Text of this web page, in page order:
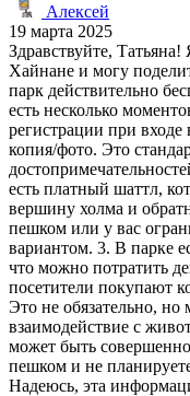
Алексей
19 марта 2025
Здравствуйте,
Хайнане и могу
парк действительно
есть несколько
регистрации при входе
копия/фото. Это
есть платный шаттл,
вершину холма и
пешком или у вас
вариантом. 3. В парке
что можно потратить
посетители покупают
Это не обязательно, но
взаимодействие с
может быть
пешком и не
Надеюсь, эта